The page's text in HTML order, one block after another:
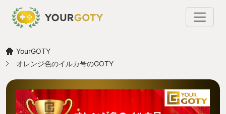
YourGOTY
オレンジ色のイルカ号のGOTY